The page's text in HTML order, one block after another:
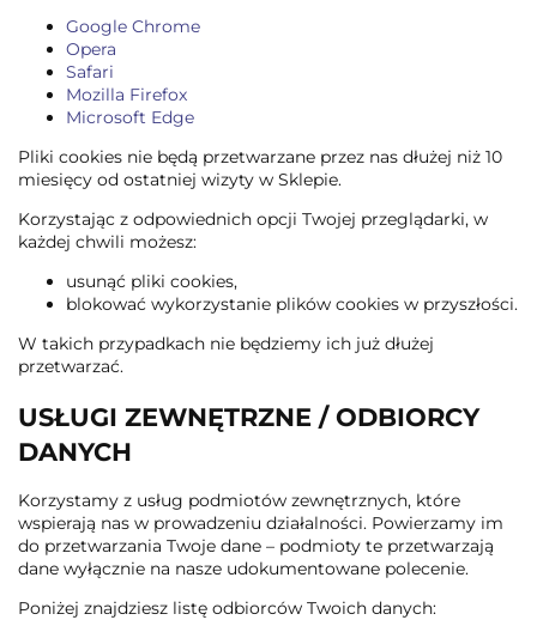
Google Chrome
Opera
Safari
Mozilla Firefox
Microsoft Edge
Pliki cookies nie będą przetwarzane przez nas dłużej niż 10
miesięcy od ostatniej wizyty w Sklepie.
Korzystając z odpowiednich opcji Twojej przeglądarki, w
każdej chwili możesz:
usunąć pliki cookies,
blokować wykorzystanie plików cookies w przyszłości.
W takich przypadkach nie będziemy ich już dłużej
przetwarzać.
USŁUGI ZEWNĘTRZNE / ODBIORCY
DANYCH
Korzystamy z usług podmiotów zewnętrznych, które
wspierają nas w prowadzeniu działalności. Powierzamy im
do przetwarzania Twoje dane – podmioty te przetwarzają
dane wyłącznie na nasze udokumentowane polecenie.
Poniżej znajdziesz listę odbiorców Twoich danych: